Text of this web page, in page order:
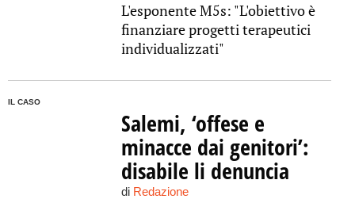
L'esponente M5s: "L'obiettivo è
finanziare progetti terapeutici
individualizzati"
IL CASO
Salemi, ‘offese e
minacce dai genitori’:
disabile li denuncia
di Redazione